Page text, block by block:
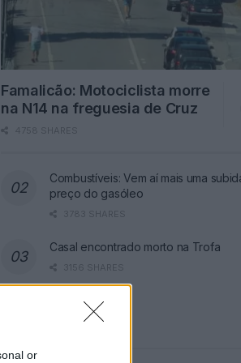
or
Famalicão: Motociclista morre
na N14 na freguesia de Cruz
4758 SHARES
Combustíveis: Vem aí mais uma
preço do gasóleo
3783 SHARES
Casal encontrado morto na Trofa
3156 SHARES